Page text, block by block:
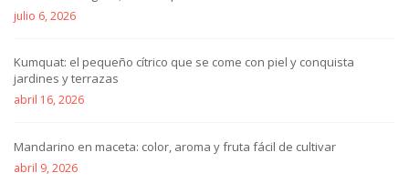
julio 6, 2026
Kumquat: el pequeño cítrico que se come con piel y conquista
jardines y terrazas
abril 16, 2026
Mandarino en maceta: color, aroma y fruta fácil de cultivar
abril 9, 2026